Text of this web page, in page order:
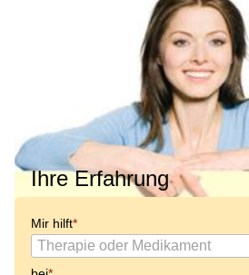
Ihre Erfahrung
Mir hilft